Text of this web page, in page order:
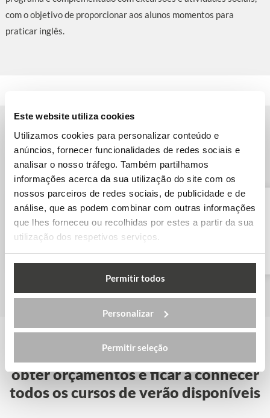
Este website utiliza cookies
Utilizamos cookies para personalizar conteúdo e
anúncios, fornecer funcionalidades de redes sociais e
analisar o nosso tráfego. Também partilhamos
informações acerca da sua utilização do site com os
nossos parceiros de redes sociais, de publicidade e de
análise, que as podem combinar com outras informações
que lhes forneceu ou recolhidas por estes a partir da sua
utilização dos respetivos serviços.
Permitir todos
Personalizar
Permitir seleção
com o objetivo de proporcionar aos alunos momentos para
praticar inglês.
Outros programas no Reino Unido
Inglês com Golfe –
Hampshire
Contacta-nos gratuitamente para
obter orçamentos e ficar a conhecer
todos os cursos de verão disponíveis